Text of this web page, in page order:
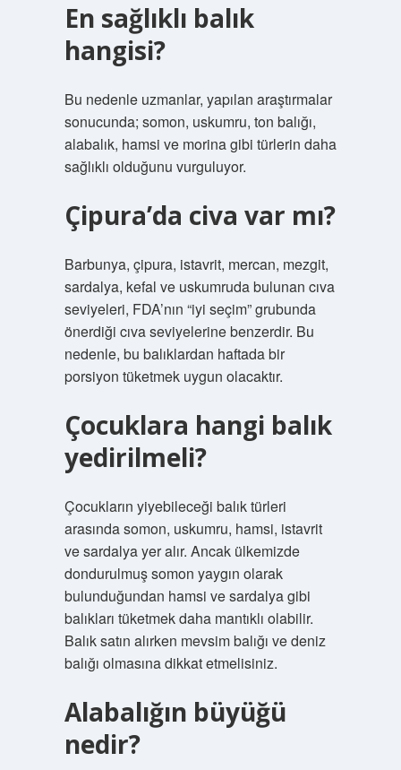
En sağlıklı balık
hangisi?
Bu nedenle uzmanlar, yapılan araştırmalar
sonucunda; somon, uskumru, ton balığı,
alabalık, hamsi ve morina gibi türlerin daha
sağlıklı olduğunu vurguluyor.
Çipura’da civa var mı?
Barbunya, çipura, istavrit, mercan, mezgit,
sardalya, kefal ve uskumruda bulunan cıva
seviyeleri, FDA’nın “iyi seçim” grubunda
önerdiği cıva seviyelerine benzerdir. Bu
nedenle, bu balıklardan haftada bir
porsiyon tüketmek uygun olacaktır.
Çocuklara hangi balık
yedirilmeli?
Çocukların yiyebileceği balık türleri
arasında somon, uskumru, hamsi, istavrit
ve sardalya yer alır. Ancak ülkemizde
dondurulmuş somon yaygın olarak
bulunduğundan hamsi ve sardalya gibi
balıkları tüketmek daha mantıklı olabilir.
Balık satın alırken mevsim balığı ve deniz
balığı olmasına dikkat etmelisiniz.
Alabalığın büyüğü
nedir?